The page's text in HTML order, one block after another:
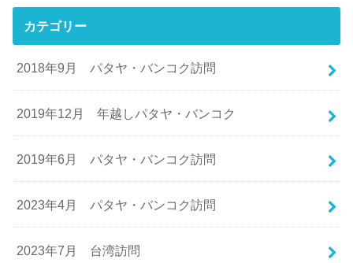
カテゴリー
2018年9月 パタヤ・バンコク訪問
2019年12月 年越しパタヤ・バンコク
2019年6月 パタヤ・バンコク訪問
2023年4月 パタヤ・バンコク訪問
2023年7月 台湾訪問